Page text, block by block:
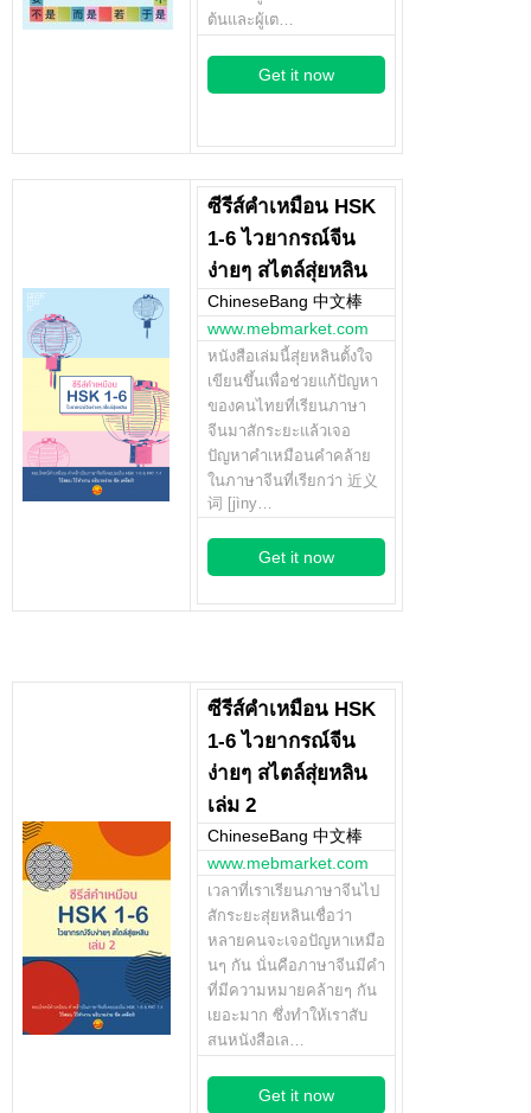
ต้นและผู้เต…
Get it now
ซีรีส์คำเหมือน HSK
1-6 ไวยากรณ์จีน
ง่ายๆ สไตล์สุ่ยหลิน
ChineseBang 中文棒
www.mebmarket.com
หนังสือเล่มนี้สุ่ยหลินตั้งใจ
เขียนขึ้นเพื่อช่วยแก้ปัญหา
ของคนไทยที่เรียนภาษา
จีนมาสักระยะแล้วเจอ
ปัญหาคำเหมือนคำคล้าย
ในภาษาจีนที่เรียกว่า 近义
词 [jìny…
Get it now
ซีรีส์คำเหมือน HSK
1-6 ไวยากรณ์จีน
ง่ายๆ สไตล์สุ่ยหลิน
เล่ม 2
ChineseBang 中文棒
www.mebmarket.com
เวลาที่เราเรียนภาษาจีนไป
สักระยะสุ่ยหลินเชื่อว่า
หลายคนจะเจอปัญหาเหมือ
นๆ กัน นั่นคือภาษาจีนมีคำ
ที่มีความหมายคล้ายๆ กัน
เยอะมาก ซึ่งทำให้เราสับ
สนหนังสือเล…
Get it now